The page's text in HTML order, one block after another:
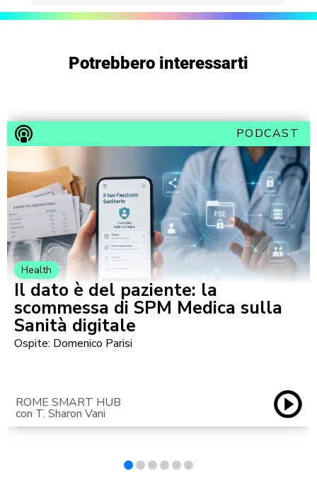
Potrebbero interessarti
PODCAST
Health
Il dato è del paziente: la
scommessa di SPM Medica sulla
Sanità digitale
Ospite: Domenico Parisi
ROME SMART HUB
con T. Sharon Vani